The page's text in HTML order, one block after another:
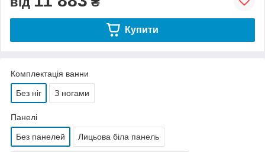
Купити
Комплектація ванни
Без ніг З ногами
Панелі
Без панелей Лицьова біла панель